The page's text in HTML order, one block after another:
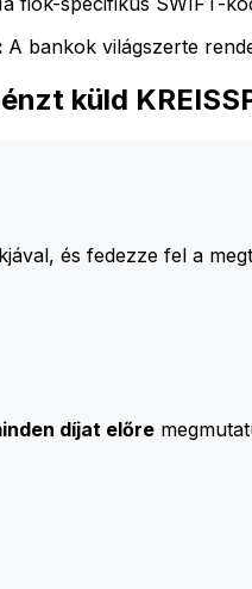
A bankok világszerte
küld
és fedezze fel a
díjat előre